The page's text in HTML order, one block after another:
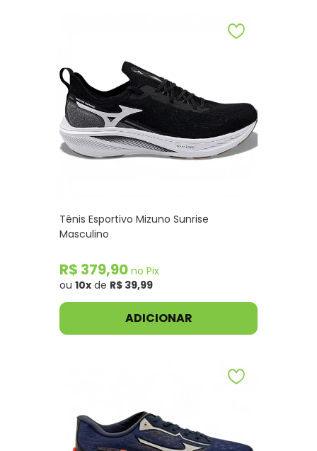
Tênis Esportivo Mizuno Sunrise
Masculino
R$ 379,90 no Pix
ou 10x de R$ 39,99
ADICIONAR